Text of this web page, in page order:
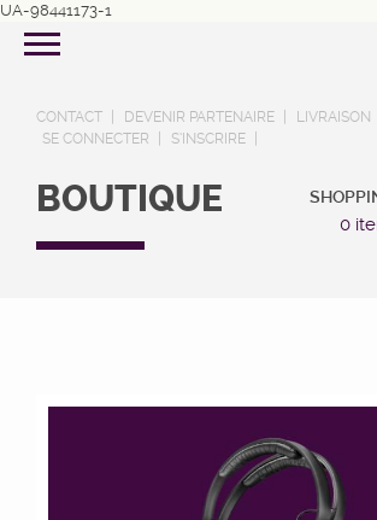
UA-98441173-1
CONTACT DEVENIR PARTENAIRE
LIVRAISON
SE CONNECTER
S’INSCRIRE
BOUTIQUE
0